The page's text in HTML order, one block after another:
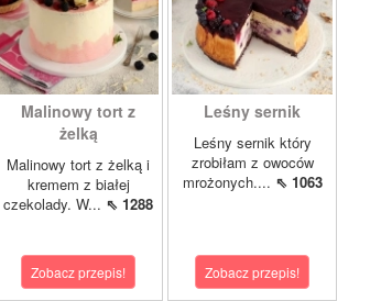
Malinowy tort z
żelką
Malinowy tort z żelką i
kremem z białej
czekolady. W... ⇖ 1288
Zobacz przepis!
Leśny sernik
Leśny sernik który
zrobiłam z owoców
mrożonych.... ⇖ 1063
Zobacz przepis!